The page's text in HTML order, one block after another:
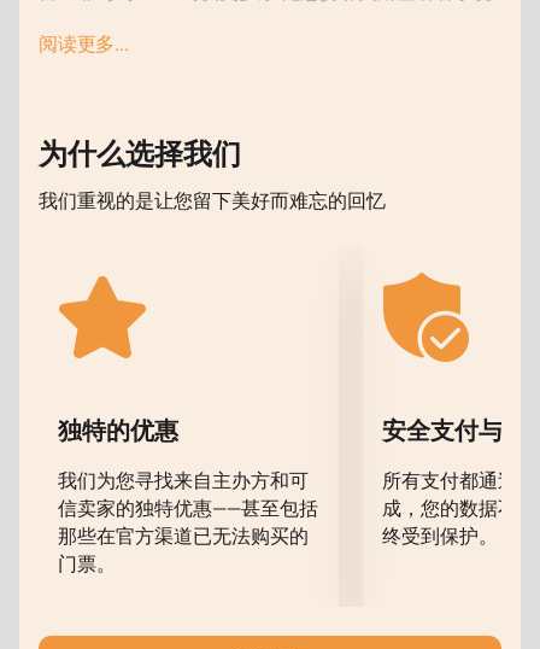
文学遗产的艺术对话，聚焦小说中的核心哲学主题。
演出的核心并非情节本身，而是站在道德抉择边缘的人
物内心世界。通过富有表现力的肢体语言和戏剧性的编
舞，作品揭示了罪责、责任与精神危机等主题。艾夫曼
舞台氛围与表演艺术
整部作品具有高度的情感张力。群舞场面凸显社会压
验。音乐、灯光与舞台设计如同一个统一的艺术整体，
共同强化了剧情的心理紧张感。
超越时代的经典
芭蕾《罪与罚》被视为一部关于现代人的故事。道德选
择、孤独感与内心斗争等主题至今仍具有现实意义，并
阅读更多...
为什么选择我们
我们重视的是让您留下美好而难忘的回忆
独特的优惠
我们为您寻找来自主办方和可
信卖家的独特优惠——甚至包括
那些在官方渠道已无法购买的
门票。
安全支付与数
所有支付都通过
成，您的数据不
终受到保护。